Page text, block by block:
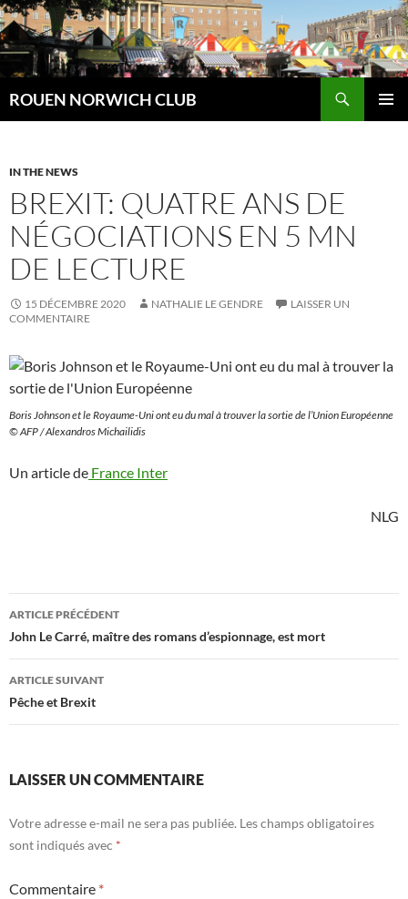
Aller
au
contenu
ROUEN NORWICH CLUB
IN THE NEWS
BREXIT: QUATRE ANS DE
NÉGOCIATIONS EN 5 MN
DE LECTURE
15 DÉCEMBRE 2020 NATHALIE LE GENDRE
LAISSER UN
COMMENTAIRE
Boris Johnson et le Royaume-Uni ont eu du mal à trouver la sortie de l’Union Européenne
© AFP / Alexandros Michailidis
Un article de France Inter
NLG
Navigation
des
articles
ARTICLE PRÉCÉDENT
John Le Carré, maître des romans d’espionnage, est mort
ARTICLE SUIVANT
Pêche et Brexit
LAISSER UN COMMENTAIRE
Votre adresse e-mail ne sera pas publiée. Les champs obligatoires
sont indiqués avec *
Commentaire *